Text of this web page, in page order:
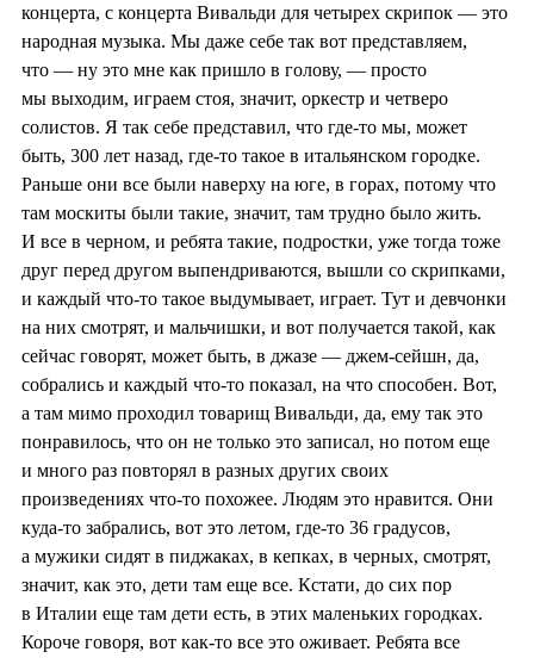
концерта, с концерта Вивальди для четырех скрипок — это
народная музыка. Мы даже себе так вот представляем,
что — ну это мне как пришло в голову, — просто
мы выходим, играем стоя, значит, оркестр и четверо
солистов. Я так себе представил, что где-то мы, может
быть, 300 лет назад, где-то такое в итальянском городке.
Раньше они все были наверху на юге, в горах, потому что
там москиты были такие, значит, там трудно было жить.
И все в черном, и ребята такие, подростки, уже тогда тоже
друг перед другом выпендриваются, вышли со скрипками,
и каждый что-то такое выдумывает, играет. Тут и девчонки
на них смотрят, и мальчишки, и вот получается такой, как
сейчас говорят, может быть, в джазе — джем-сейшн, да,
собрались и каждый что-то показал, на что способен. Вот,
а там мимо проходил товарищ Вивальди, да, ему так это
понравилось, что он не только это записал, но потом еще
и много раз повторял в разных других своих
произведениях что-то похожее. Людям это нравится. Они
куда-то забрались, вот это летом, где-то 36 градусов,
а мужики сидят в пиджаках, в кепках, в черных, смотрят,
значит, как это, дети там еще все. Кстати, до сих пор
в Италии еще там дети есть, в этих маленьких городках.
Короче говоря, вот как-то все это оживает. Ребята все